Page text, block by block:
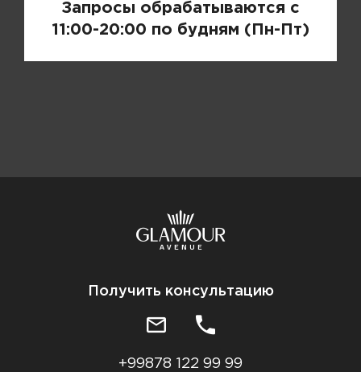
Запросы обрабатываются с
11:00-20:00 по будням (Пн-Пт)
Получить консультацию
+99878 122 99 99